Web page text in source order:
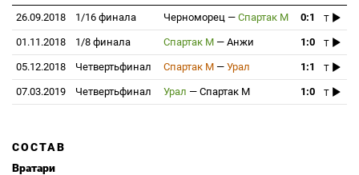
26.09.2018
1/16 финала Черноморец — Спартак М 0:1 T
01.11.2018 1/8 финала Спартак М — Анжи 1:0 T
05.12.2018 Четвертьфинал Спартак М — Урал 1:1 T
07.03.2019 Четвертьфинал Урал — Спартак М 1:0 T
СОСТАВ
Вратари